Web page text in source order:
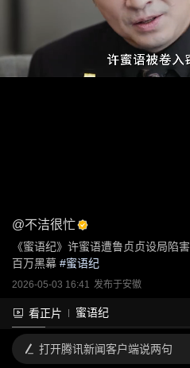
@不洁很忙
《蜜语纪》许蜜语遭鲁贞贞设局陷
百万黑幕 #蜜语纪
2026-05-03 16:41 发布于安徽
看正片 蜜语纪
打开腾讯新闻客户端说两句